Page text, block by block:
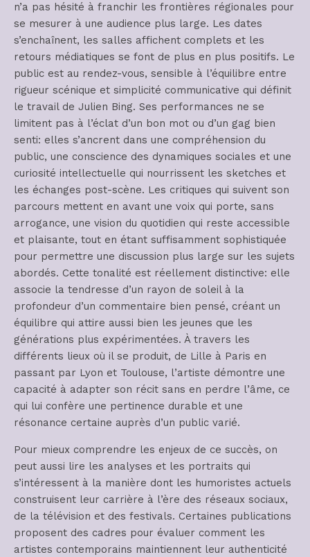
n’a pas hésité à franchir les frontières régionales pour
se mesurer à une audience plus large. Les dates
s’enchaînent, les salles affichent complets et les
retours médiatiques se font de plus en plus positifs. Le
public est au rendez-vous, sensible à l’équilibre entre
rigueur scénique et simplicité communicative qui définit
le travail de Julien Bing. Ses performances ne se
limitent pas à l’éclat d’un bon mot ou d’un gag bien
senti: elles s’ancrent dans une compréhension du
public, une conscience des dynamiques sociales et une
curiosité intellectuelle qui nourrissent les sketches et
les échanges post-scène. Les critiques qui suivent son
parcours mettent en avant une voix qui porte, sans
arrogance, une vision du quotidien qui reste accessible
et plaisante, tout en étant suffisamment sophistiquée
pour permettre une discussion plus large sur les sujets
abordés. Cette tonalité est réellement distinctive: elle
associe la tendresse d’un rayon de soleil à la
profondeur d’un commentaire bien pensé, créant un
équilibre qui attire aussi bien les jeunes que les
générations plus expérimentées. À travers les
différents lieux où il se produit, de Lille à Paris en
passant par Lyon et Toulouse, l’artiste démontre une
capacité à adapter son récit sans en perdre l’âme, ce
qui lui confère une pertinence durable et une
résonance certaine auprès d’un public varié.
Pour mieux comprendre les enjeux de ce succès, on
peut aussi lire les analyses et les portraits qui
s’intéressent à la manière dont les humoristes actuels
construisent leur carrière à l’ère des réseaux sociaux,
de la télévision et des festivals. Certaines publications
proposent des cadres pour évaluer comment les
artistes contemporains maintiennent leur authenticité